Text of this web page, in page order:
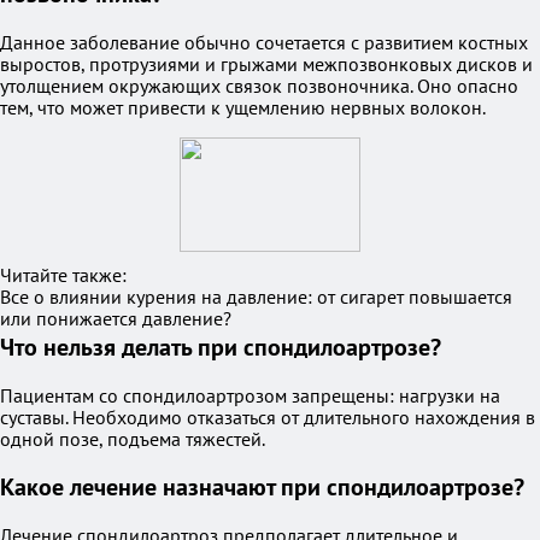
Данное заболевание обычно сочетается с развитием костных
выростов, протрузиями и грыжами межпозвонковых дисков и
утолщением окружающих связок позвоночника. Оно опасно
тем, что может привести к ущемлению нервных волокон.
Читайте также:
Все о влиянии курения на давление: от сигарет повышается
или понижается давление?
Что нельзя делать при спондилоартрозе?
Пациентам со спондилоартрозом запрещены: нагрузки на
суставы. Необходимо отказаться от длительного нахождения в
одной позе, подъема тяжестей.
Какое лечение назначают при спондилоартрозе?
Лечение спондилоартроз предполагает длительное и